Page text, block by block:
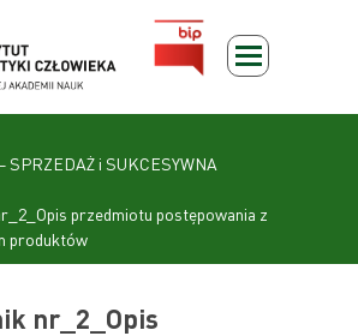
SPRZEDAŻ i SUKCESYWNA
przedmiotu postępowania z
produktów
nr_2_Opis